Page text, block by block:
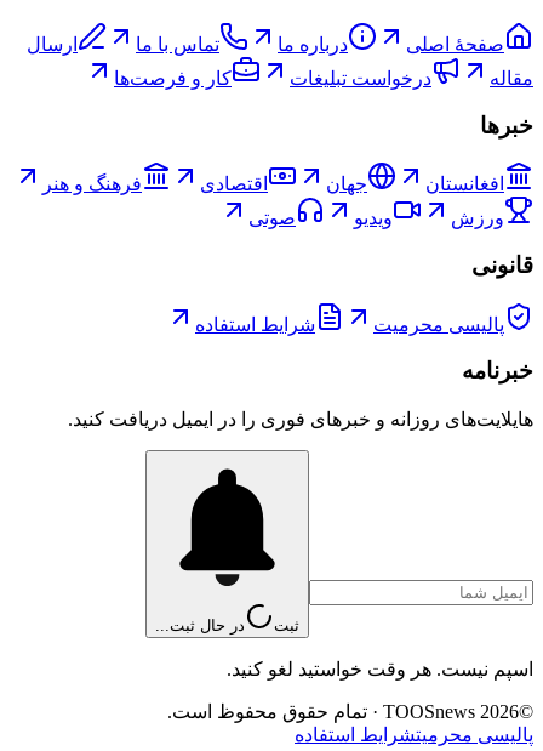
صفحۀ اصلی درباره ما تماس با ما
ارسال
مقاله
درخواست تبلیغات کار و فرصت‌ها
خبرها
افغانستان جهان اقتصادی
فرهنگ و هنر
ورزش
ویدیو صوتی
قانونی
پالیسی محرمیت شرایط استفاده
خبرنامه
هایلایت‌های روزانه و خبرهای فوری را در ایمیل دریافت کنید.
ثبت در حال ثبت...
اسپم نیست. هر وقت خواستید لغو کنید.
©
2026
TOOSnews
· تمام حقوق محفوظ است.
پالیسی محرمیتشرایط استفاده